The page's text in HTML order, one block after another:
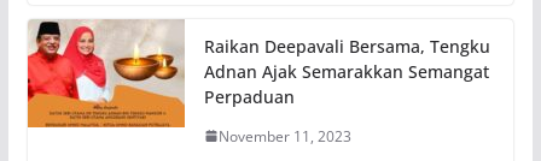
Raikan Deepavali Bersama, Tengku
Adnan Ajak Semarakkan Semangat
Perpaduan
November 11, 2023